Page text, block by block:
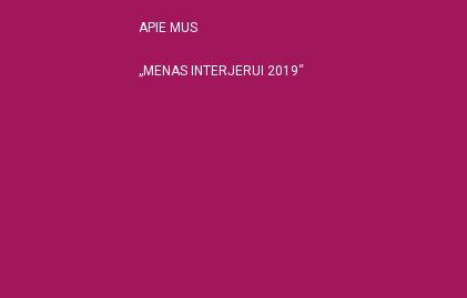
APIE MUS
„MENAS INTERJERUI 2019“